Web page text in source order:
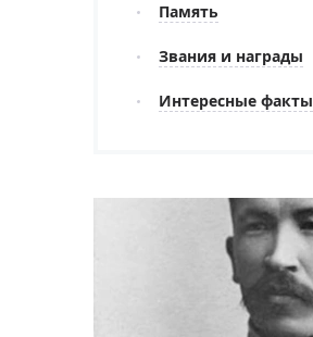
Память
Звания и награды
Интересные факты